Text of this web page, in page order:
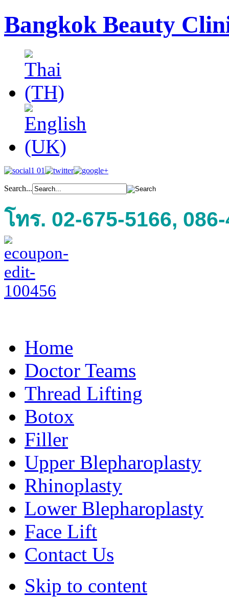
Bangkok Beauty
Search...
โทร. 02-675-5166,
Home
Doctor Teams
Thread Lifting
Botox
Filler
Upper Blepharoplasty
Rhinoplasty
Lower Blepharoplasty
Face Lift
Contact Us
Skip to content